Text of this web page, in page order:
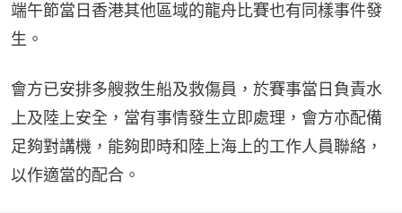
端午節當日香港其他區域的龍舟比賽也有同樣事件發
生。
會方已安排多艘救生船及救傷員，於賽事當日負責水
上及陸上安全，當有事情發生立即處理，會方亦配備
足夠對講機，能夠即時和陸上海上的工作人員聯絡，
以作適當的配合。